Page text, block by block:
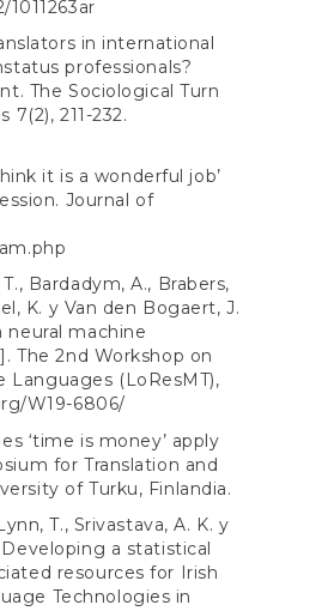
in international
professionals?
The Sociological Turn
211-232.
it is a wonderful job’
Journal of
Bardadym, A., Brabers,
K. y Van den Bogaert, J.
neural machine
The 2nd Workshop on
Languages (LoResMT),
W19-6806/
‘time is money’ apply
for Translation and
of Turku, Finlandia.
T., Srivastava, A. K. y
a statistical
resources for Irish
Technologies in